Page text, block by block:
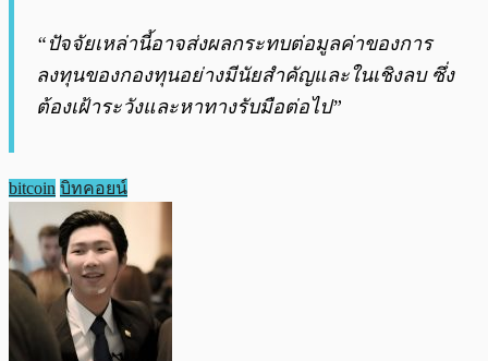
“ปัจจัยเหล่านี้อาจส่งผลกระทบต่อมูลค่าของการ
ลงทุนของกองทุนอย่างมีนัยสำคัญและในเชิงลบ ซึ่ง
ต้องเฝ้าระวังและหาทางรับมือต่อไป”
bitcoin บิทคอยน์